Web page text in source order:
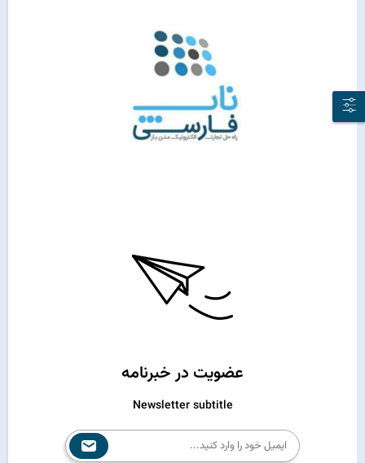
عضویت در خبرنامه
Newsletter subtitle